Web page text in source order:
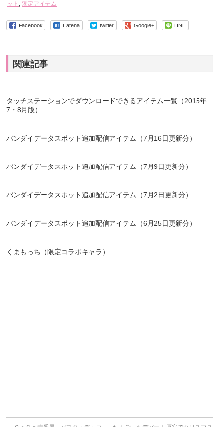
ット , 限定アイテム
Facebook Hatena twitter Google+ LINE
関連記事
タッチステーションでダウンロードできるアイテム一覧（2015年
7・8月版）
バンダイデータスポット追加配信アイテム（7月16日更新分）
バンダイデータスポット追加配信アイテム（7月9日更新分）
バンダイデータスポット追加配信アイテム（7月2日更新分）
バンダイデータスポット追加配信アイテム（6月25日更新分）
くまもっち（限定コラボキャラ）